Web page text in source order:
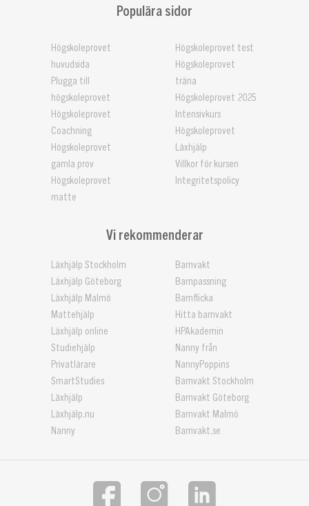
Populära sidor
Högskoleprovet
huvudsida
Plugga till
högskoleprovet
Högskoleprovet
Coachning
Högskoleprovet
gamla prov
Högskoleprovet
matte
Högskoleprovet test
Högskoleprovet
träna
Högskoleprovet 2025
Intensivkurs
Högskoleprovet
Läxhjälp
Villkor för kursen
Integritetspolicy
Vi rekommenderar
Läxhjälp Stockholm
Läxhjälp Göteborg
Läxhjälp Malmö
Mattehjälp
Läxhjälp online
Studiehjälp
Privatlärare
SmartStudies
Läxhjälp
Läxhjälp.nu
Nanny
Barnvakt
Barnpassning
Barnflicka
Hitta barnvakt
HPAkademin
Nanny från
NannyPoppins
Barnvakt Stockholm
Barnvakt Göteborg
Barnvakt Malmö
Barnvakt.se